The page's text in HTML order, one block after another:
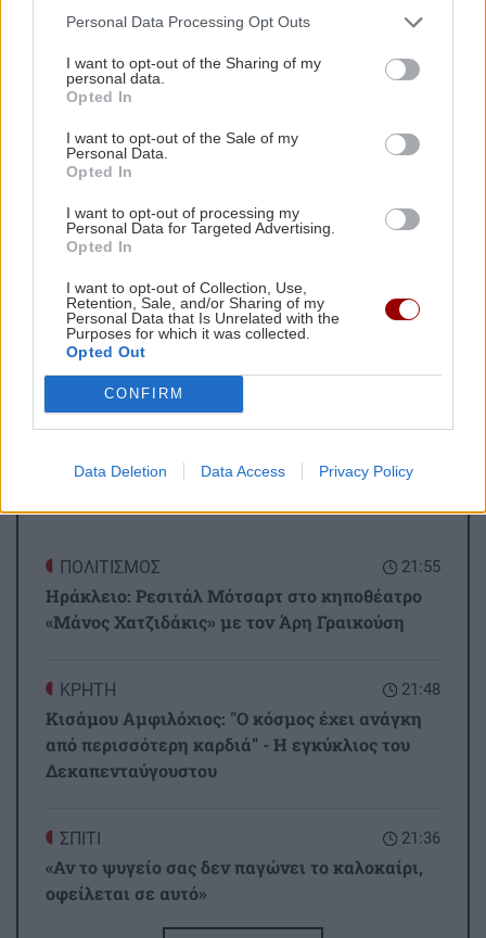
Personal Data Processing Opt Outs
I want to opt-out of the Sharing of my
personal data.
Opted In
I want to opt-out of the Sale of my
Personal Data.
Opted In
I want to opt-out of processing my
Personal Data for Targeted Advertising.
Opted In
I want to opt-out of Collection, Use,
Retention, Sale, and/or Sharing of my
Personal Data that Is Unrelated with the
Purposes for which it was collected.
Opted Out
CONFIRM
Data Deletion Data Access Privacy Policy
σε χιλιάδες εκδηλώσεις σε όλη την Αμερική.
ΔΙΑΒΑΣΤΕ ΕΠΙΣΗΣ
Νέο μήνυμα Τραμπ στο Ιράν: «Πρέπει να ανοίξουν τα
Ρούμπιο: Άλλες 2-4 εβδομάδες θα συνεχιστεί ο
χωρίς χερσαία επιχείρηση
μάθετε πρώτοι όλες τις ειδήσεις για την Κρήτη
και όχι μόνο.
Πόλεμος Ιράν
ΡΟΗ ΕΙΔΗΣΕΩΝ
21:55
ΠΟΛΙΤΙΣΜΟΣ
Ηράκλειο: Ρεσιτάλ Μότσαρτ στο κηποθέατρο
«Μάνος Χατζιδάκις» με τον Άρη Γραικούση
21:48
ΚΡΗΤΗ
Κισάμου Αμφιλόχιος: "Ο κόσμος έχει ανάγκη
από περισσότερη καρδιά" - Η εγκύκλιος του
Δεκαπενταύγουστου
21:36
ΣΠΙΤΙ
«Αν το ψυγείο σας δεν παγώνει το καλοκαίρι,
οφείλεται σε αυτό»